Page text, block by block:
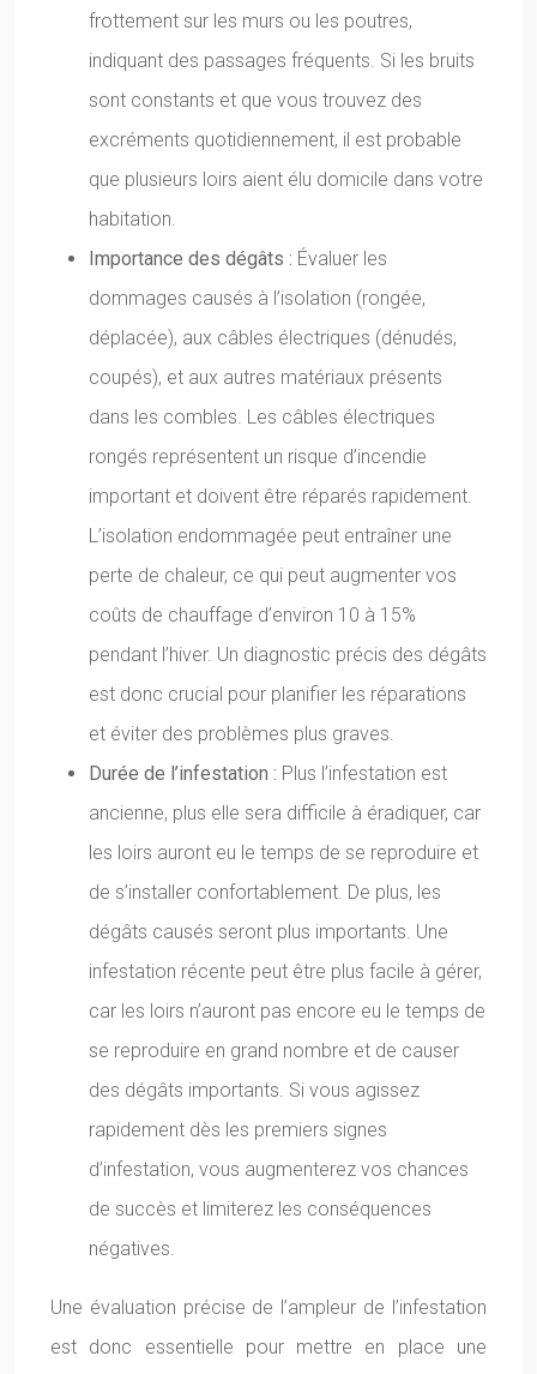
frottement sur les murs ou les poutres,
indiquant des passages fréquents. Si les bruits
sont constants et que vous trouvez des
excréments quotidiennement, il est probable
que plusieurs loirs aient élu domicile dans votre
habitation.
Importance des dégâts : Évaluer les
dommages causés à l’isolation (rongée,
déplacée), aux câbles électriques (dénudés,
coupés), et aux autres matériaux présents
dans les combles. Les câbles électriques
rongés représentent un risque d’incendie
important et doivent être réparés rapidement.
L’isolation endommagée peut entraîner une
perte de chaleur, ce qui peut augmenter vos
coûts de chauffage d’environ 10 à 15%
pendant l’hiver. Un diagnostic précis des dégâts
est donc crucial pour planifier les réparations
et éviter des problèmes plus graves.
Durée de l’infestation : Plus l’infestation est
ancienne, plus elle sera difficile à éradiquer, car
les loirs auront eu le temps de se reproduire et
de s’installer confortablement. De plus, les
dégâts causés seront plus importants. Une
infestation récente peut être plus facile à gérer,
car les loirs n’auront pas encore eu le temps de
se reproduire en grand nombre et de causer
des dégâts importants. Si vous agissez
rapidement dès les premiers signes
d’infestation, vous augmenterez vos chances
de succès et limiterez les conséquences
négatives.
Une évaluation précise de l’ampleur de l’infestation
est donc essentielle pour mettre en place une